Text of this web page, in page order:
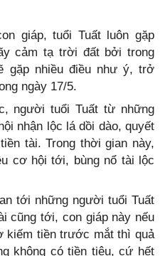
giáp, tuổi Tuất luôn gặp
cảm tạ trời đất bởi trong
gặp nhiều điều như ý, trở
ngày 17/5.
người tuổi Tuất từ những
nhận lộc lá dồi dào, quyết
tài. Trong thời gian này,
cơ hội tới, bùng nổ tài lộc
tới những người tuổi Tuất
cũng tới, con giáp này nếu
kiếm tiền trước mắt thì quả
không có tiền tiêu, cứ hết